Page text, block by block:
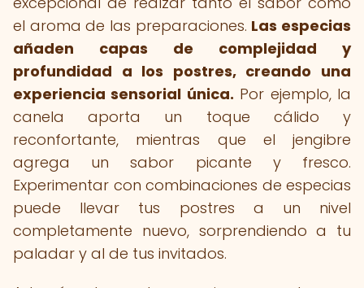
el aroma de las preparaciones. Las especias
añaden capas de complejidad y
profundidad a los postres, creando una
experiencia sensorial única. Por ejemplo, la
canela aporta un toque cálido y
reconfortante, mientras que el jengibre
agrega un sabor picante y fresco.
Experimentar con combinaciones de especias
puede llevar tus postres a un nivel
completamente nuevo, sorprendiendo a tu
paladar y al de tus invitados.